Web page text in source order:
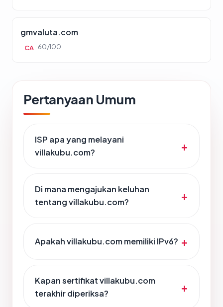
gmvaluta.com
CA 60/100
Pertanyaan Umum
ISP apa yang melayani
villakubu.com?
Di mana mengajukan keluhan
tentang villakubu.com?
Apakah villakubu.com memiliki IPv6?
Kapan sertifikat villakubu.com
terakhir diperiksa?